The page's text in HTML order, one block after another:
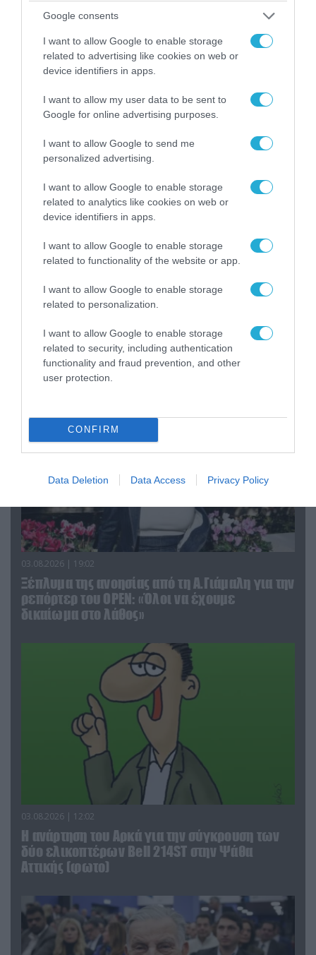
Google consents
I want to allow Google to enable storage
related to advertising like cookies on web or
device identifiers in apps.
I want to allow my user data to be sent to
Google for online advertising purposes.
I want to allow Google to send me
personalized advertising.
I want to allow Google to enable storage
related to analytics like cookies on web or
device identifiers in apps.
I want to allow Google to enable storage
related to functionality of the website or app.
I want to allow Google to enable storage
related to personalization.
I want to allow Google to enable storage
related to security, including authentication
functionality and fraud prevention, and other
user protection.
CONFIRM
Data Deletion Data Access Privacy Policy
04.08.2026 | 13:02
Η ανακοίνωση του Πανελλήνιου Σωματείου
Πυροσβεστών για την δημοσιογράφο του OPEN
που γέλασε στη φωτιά
04.08.2026 | 12:02
O διευθυντής του OPEN προσπαθεί να τα
«μαζέψει» για τη δημοσιογράφο που γέλασε
σε ρεπορτάζ για τις φωτιές
03.08.2026 | 19:02
Ξέπλυμα της ανοησίας από τη Α.Γιάμαλη για την
ρεπόρτερ του ΟΡΕΝ: «Όλοι να έχουμε
δικαίωμα στο λάθος»
03.08.2026 | 12:02
Η ανάρτηση του Αρκά για την σύγκρουση των
δύο ελικοπτέρων Bell 214ST στην Ψάθα
Αττικής (φωτο)